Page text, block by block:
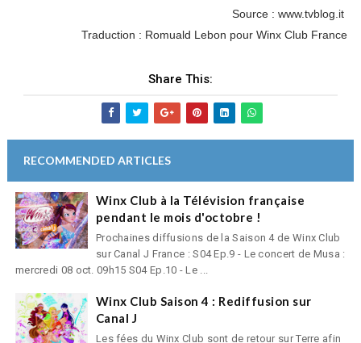
Source : www.tvblog.it
Traduction : Romuald Lebon pour Winx Club France
Share This:
RECOMMENDED ARTICLES
Winx Club à la Télévision française
pendant le mois d'octobre !
Prochaines diffusions de la Saison 4 de Winx Club
sur Canal J France : S04 Ep.9 - Le concert de Musa :
mercredi 08 oct. 09h15 S04 Ep.10 - Le ...
Winx Club Saison 4 : Rediffusion sur
Canal J
Les fées du Winx Club sont de retour sur Terre afin